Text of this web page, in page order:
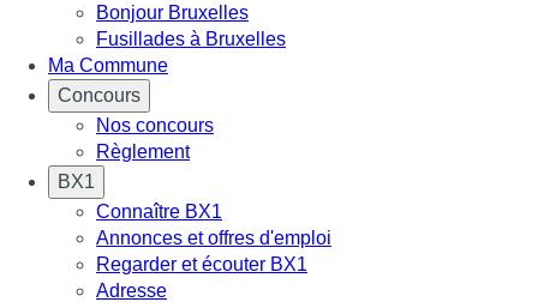
Bonjour Bruxelles
Fusillades à Bruxelles
Ma Commune
Concours
Nos concours
Règlement
BX1
Connaître BX1
Annonces et offres d'emploi
Regarder et écouter BX1
Adresse